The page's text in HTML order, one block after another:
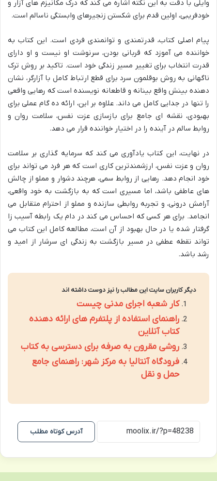
وایلی با دقت به این نکته اشاره می کند که درک مکانیزم های آزار و
خودفریبی، اولین قدم برای شکستن زنجیرهای وابستگی ناسالم است.
پیام اصلی کتاب، قدرتمندی و توانمندی فردی است. این کتاب به
خواننده می آموزد که قربانی بودن، سرنوشت او نیست و او دارای
قدرت انتخاب برای تغییر مسیر زندگی خود است. تاکید بر روش ترک
ناگهانی به روش بوقلمون سرد برای قطع ارتباط کامل با آزارگر، نشان
دهنده بینش واقع بینانه و قاطعانه نویسنده است که رهایی واقعی
را تنها در جدایی کامل می داند. علاوه بر این، ارائه ده گام عملی برای
بهبودی، نقشه ای جامع برای بازسازی عزت نفس، سلامت روان و
روابط سالم در آینده را در اختیار خواننده قرار می دهد.
در نهایت، این کتاب یادآوری می کند که سرمایه گذاری بر سلامت
روان و عزت نفس، ارزشمندترین کاری است که هر فرد می تواند برای
خود انجام دهد. رهایی از روابط سمی، هرچند دشوار و مملو از چالش
های عاطفی باشد، اما مسیری است که به بازگشت به خود واقعی،
آرامش درونی، و تجربه روابطی سازنده و مملو از احترام متقابل می
انجامد. برای هر کسی که احساس می کند در دام یک رابطه آسیب زا
گرفتار شده یا در حال بهبود از آن است، مطالعه کامل این کتاب می
تواند نقطه عطفی در مسیر بازگشت به زندگی ای سرشار از امید و
رشد باشد.
دیگر کاربران سایت این مطالب را نیز دوست داشته اند
کار شعبه اجرای مدنی چیست
راهنمای استفاده از پلتفرم های ارائه دهنده
کتاب آنلاین
روشی مقرون به صرفه برای دسترسی به کتاب
فرودگاه آنتالیا به مرکز شهر: راهنمای جامع
حمل و نقل
آدرس کوتاه مطلب